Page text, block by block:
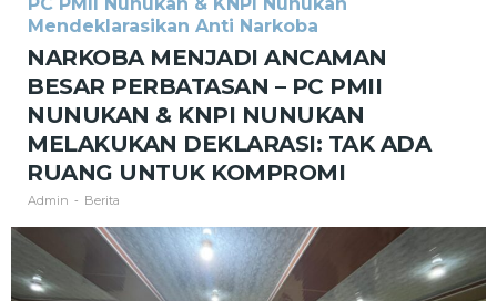
PERBATASAN
–
PMII
NUNUKAN
KNPI
NUNUKAN
MELAKUKAN
DEKLARASI:
RUANG
UNTUK
KOMPROMI
Mendeklarasikan Anti Narkoba
NARKOBA MENJADI ANCAMAN
BESAR PERBATASAN – PC PMII
NUNUKAN & KNPI NUNUKAN
MELAKUKAN DEKLARASI: TAK ADA
RUANG UNTUK KOMPROMI
Admin - Berita